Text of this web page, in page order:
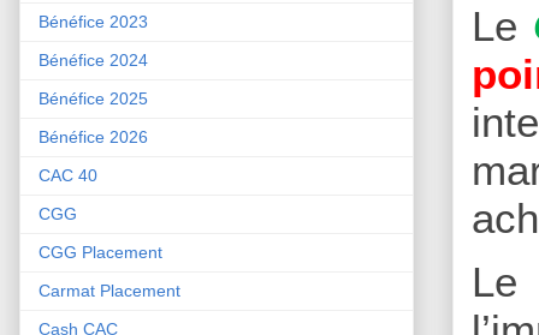
Le
Le
Bénéfice 2023
Bénéfice 2024
Bénéfice 2025
Bénéfice 2026
CAC 40
CGG
CGG Placement
Carmat Placement
Cash CAC